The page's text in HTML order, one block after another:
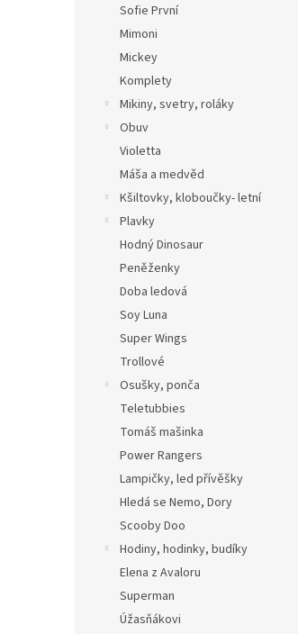
Sofie První
Mimoni
Mickey
Komplety
Mikiny, svetry, roláky
Obuv
Violetta
Máša a medvěd
Kšiltovky, kloboučky- letní
Plavky
Hodný Dinosaur
Peněženky
Doba ledová
Soy Luna
Super Wings
Trollové
Osušky, ponča
Teletubbies
Tomáš mašinka
Power Rangers
Lampičky, led přívěšky
Hledá se Nemo, Dory
Scooby Doo
Hodiny, hodinky, budíky
Elena z Avaloru
Superman
Úžasňákovi